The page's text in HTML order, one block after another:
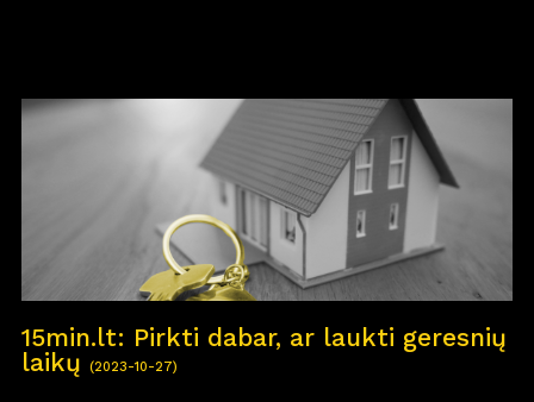
15min.lt: Pirkti dabar, ar laukti geresnių
laikų
(2023-10-27)